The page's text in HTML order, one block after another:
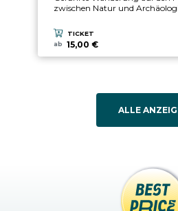
zwischen Natur und
TICKET
ab
15,00 €
ALLE